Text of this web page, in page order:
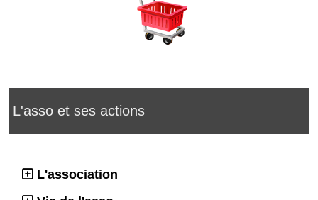
L'asso et ses actions
L'association